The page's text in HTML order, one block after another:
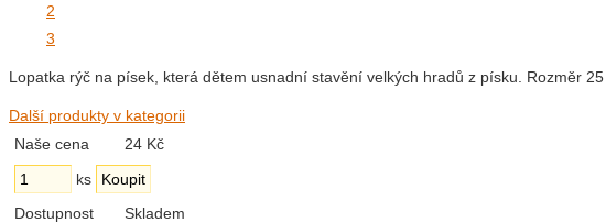
2
3
Lopatka rýč na písek, která dětem usnadní stavění velkých hradů z písku. Rozměr
Další produkty v kategorii
Naše cena
24 Kč
ks
Dostupnost
Skladem